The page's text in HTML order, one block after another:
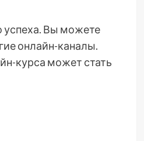
успеха. Вы можете
онлайн-каналы.
курса может стать